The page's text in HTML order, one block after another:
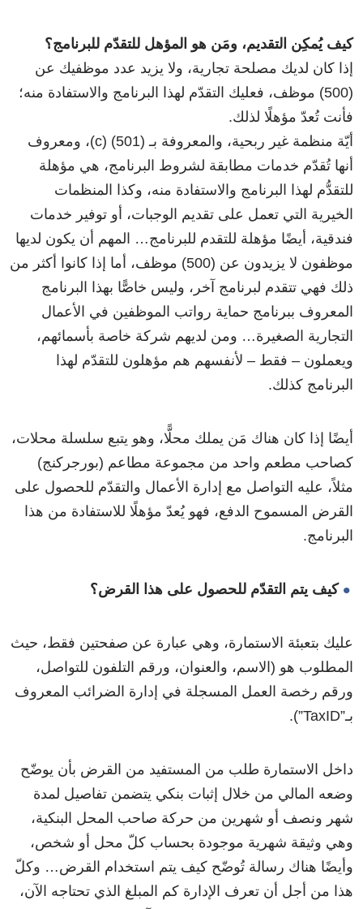
كيف يُمكِن التقديم، ومَن هو المؤهل للتقدّم للبرنامج؟
إذا كان لديك مصلحة تجارية، ولا يزيد عدد موظفيك عن
(500) موظف، فعليك التقدّم لهذا البرنامج والاستفادة منه؛
فأنت تُعدّ مؤهلًا لذلك.
أيّة منظمة غير ربحية، والمعروفة بـ (501) (c)، ومعروف
أنها تُقدّم خدمات مطابقة لشروط البرنامج، هي مؤهلة
للتقدُّم لهذا البرنامج والاستفادة منه، وكذا المنظمات
الخيرية التي تعمل على تقديم الوجبات، أو توفير خدمات
فندقية، أيضًا مؤهلة للتقدم للبرنامج… المهم أن يكون لديها
موظفون لا يزيدون عن (500) موظف، أما إذا كانوا أكثر من
ذلك فهي تتقدم لبرنامج آخر، وليس خاصًّا بهذا البرنامج
المعروف ببرنامج حماية رواتب الموظفين في الأعمال
التجارية الصغيرة… ومن لديهم شركة خاصة بأسمائهم،
ويعملون – فقط – لأنفسهم هم مؤهلون للتقدّم لهذا
البرنامج كذلك.
أيضًا إذا كان هناك مَن يملك محلًّا، وهو يتبع سلسلة محلات،
كصاحب مطعم واحد من مجموعة مطاعم (بورجركنج)
مثلاً، عليه التواصل مع إدارة الأعمال والتقدّم للحصول على
القرض المسموح الدفع، فهو يُعدّ مؤهلًا للاستفادة من هذا
البرنامج.
كيف يتم التقدّم للحصول على هذا القرض؟
عليك بتعبئة الاستمارة، وهي عبارة عن صفحتين فقط، حيث
المطلوب هو (الاسم، والعنوان، ورقم التلفون للتواصل،
ورقم رخصة العمل المسجلة في إدارة الضرائب المعروف
بـ”TaxID”).
داخل الاستمارة طلب من المستفيد من القرض بأن يوضّح
وضعه المالي من خلال إثبات بنكي يتضمن تفاصيل لمدة
شهر ونصف أو شهرين من حركة صاحب المحل البنكية،
وهي وثيقة شهرية موجودة بحساب كلّ محل أو شخص،
وأيضًا هناك رسالة تُوضّح كيف يتم استخدام القرض… وكلّ
هذا من أجل أن تعرف الإدارة كم المبلغ الذي تحتاجه الآن،